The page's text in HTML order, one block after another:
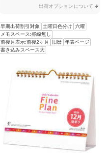
出荷オプションについて
早期出荷割引対象 土曜日色分け
六曜
メモスペース:罫線無し
前後月表示:前後2ヶ月
旧暦 年表ページ
書き込みスペース大